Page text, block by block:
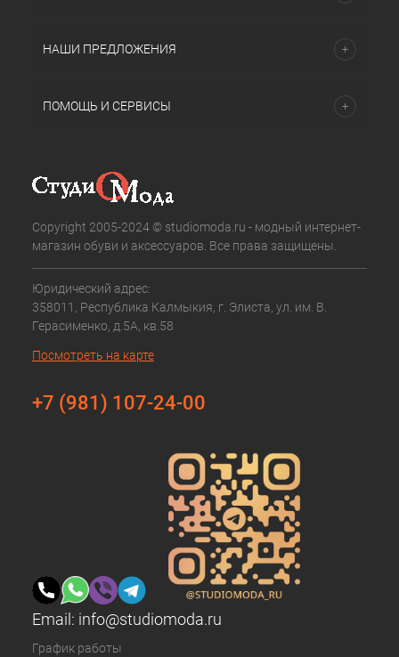
НАШИ ПРЕДЛОЖЕНИЯ
ПОМОЩЬ И СЕРВИСЫ
Copyright 2005-2024 © studiomoda.ru - модный интернет-
магазин обуви и аксессуаров. Все права защищены.
Юридический адрес:
358011, Республика Калмыкия, г. Элиста, ул. им. В.
Герасименко, д.5А, кв.58
Посмотреть на карте
+7 (981) 107-24-00
Email: info@studiomoda.ru
График работы